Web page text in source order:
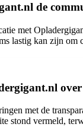
de
met
lastig kan zijn
met de
stond vermeld,